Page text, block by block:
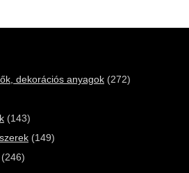
dekorációs anyagok (272)
(143)
(149)
(246)